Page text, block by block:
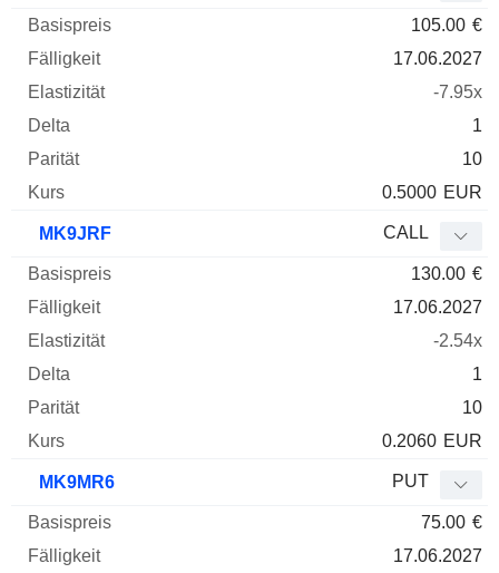
105.00 €
17.06.2027
-7.95x
1
10
0.5000 EUR
MK9JRF CALL
130.00 €
17.06.2027
-2.54x
1
10
0.2060 EUR
MK9MR6 PUT
75.00 €
17.06.2027